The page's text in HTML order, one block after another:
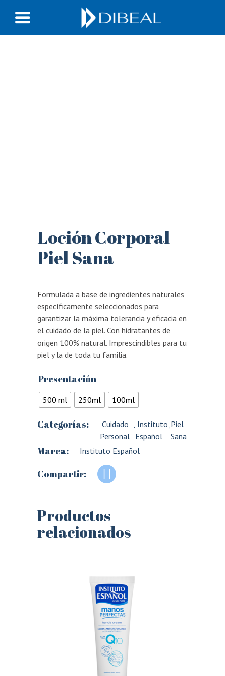
Loción Corporal
Piel Sana
Formulada a base de ingredientes naturales
específicamente seleccionados para
garantizar la máxima tolerancia y eficacia en
el cuidado de la piel. Con hidratantes de
origen 100% natural. Imprescindibles para tu
piel y la de toda tu familia.
Presentación
500 ml 250ml 100ml
Categorías:
Cuidado
Personal
, Instituto
Español
,Piel
Sana
Marca: Instituto Español
Compartir:
Productos
relacionados